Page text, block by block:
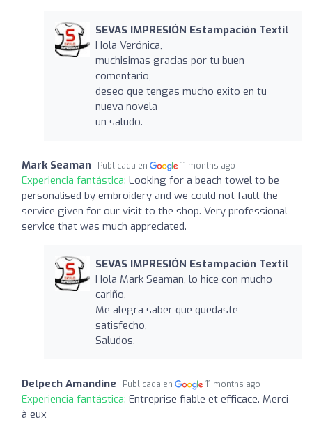
SEVAS IMPRESIÓN Estampación Textil
Hola Verónica,
muchisimas gracias por tu buen
comentario,
deseo que tengas mucho exito en tu
nueva novela
un saludo.
Mark Seaman Publicada en 11 months ago
Experiencia fantástica: Looking for a beach towel to be
personalised by embroidery and we could not fault the
service given for our visit to the shop. Very professional
service that was much appreciated.
SEVAS IMPRESIÓN Estampación Textil
Hola Mark Seaman, lo hice con mucho
cariño,
Me alegra saber que quedaste
satisfecho,
Saludos.
Delpech Amandine Publicada en 11 months ago
Experiencia fantástica: Entreprise fiable et efficace. Merci
à eux